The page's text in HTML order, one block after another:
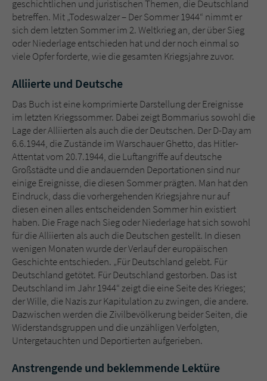
geschichtlichen und juristischen Themen, die Deutschland
betreffen. Mit „Todeswalzer – Der Sommer 1944“ nimmt er
sich dem letzten Sommer im 2. Weltkrieg an, der über Sieg
oder Niederlage entschieden hat und der noch einmal so
viele Opfer forderte, wie die gesamten Kriegsjahre zuvor.
Alliierte und Deutsche
Das Buch ist eine komprimierte Darstellung der Ereignisse
im letzten Kriegssommer. Dabei zeigt Bommarius sowohl die
Lage der Alliierten als auch die der Deutschen. Der D-Day am
6.6.1944, die Zustände im Warschauer Ghetto, das Hitler-
Attentat vom 20.7.1944, die Luftangriffe auf deutsche
Großstädte und die andauernden Deportationen sind nur
einige Ereignisse, die diesen Sommer prägten. Man hat den
Eindruck, dass die vorhergehenden Kriegsjahre nur auf
diesen einen alles entscheidenden Sommer hin existiert
haben. Die Frage nach Sieg oder Niederlage hat sich sowohl
für die Alliierten als auch die Deutschen gestellt. In diesen
wenigen Monaten wurde der Verlauf der europäischen
Geschichte entschieden. „Für Deutschland gelebt. Für
Deutschland getötet. Für Deutschland gestorben. Das ist
Deutschland im Jahr 1944“ zeigt die eine Seite des Krieges;
der Wille, die Nazis zur Kapitulation zu zwingen, die andere.
Dazwischen werden die Zivilbevölkerung beider Seiten, die
Widerstandsgruppen und die unzähligen Verfolgten,
Untergetauchten und Deportierten aufgerieben.
Anstrengende und beklemmende Lektüre
Sicherheitscode des Kontaktformulars zu
überprüfen.